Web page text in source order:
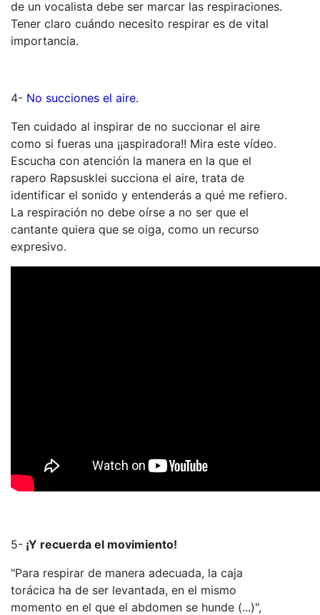
de un vocalista debe ser marcar las respiraciones.
Tener claro cuándo necesito respirar es de vital
importancia.
4- No succiones el aire.
Ten cuidado al inspirar de no succionar el aire
como si fueras una ¡¡aspiradora!! Mira este vídeo.
Escucha con atención la manera en la que el
rapero Rapsusklei succiona el aire, trata de
identificar el sonido y entenderás a qué me refiero.
La respiración no debe oírse a no ser que el
cantante quiera que se oiga, como un recurso
expresivo.
5- ¡Y recuerda el movimiento!
"Para respirar de manera adecuada, la caja
torácica ha de ser levantada, en el mismo
momento en el que el abdomen se hunde (...)",